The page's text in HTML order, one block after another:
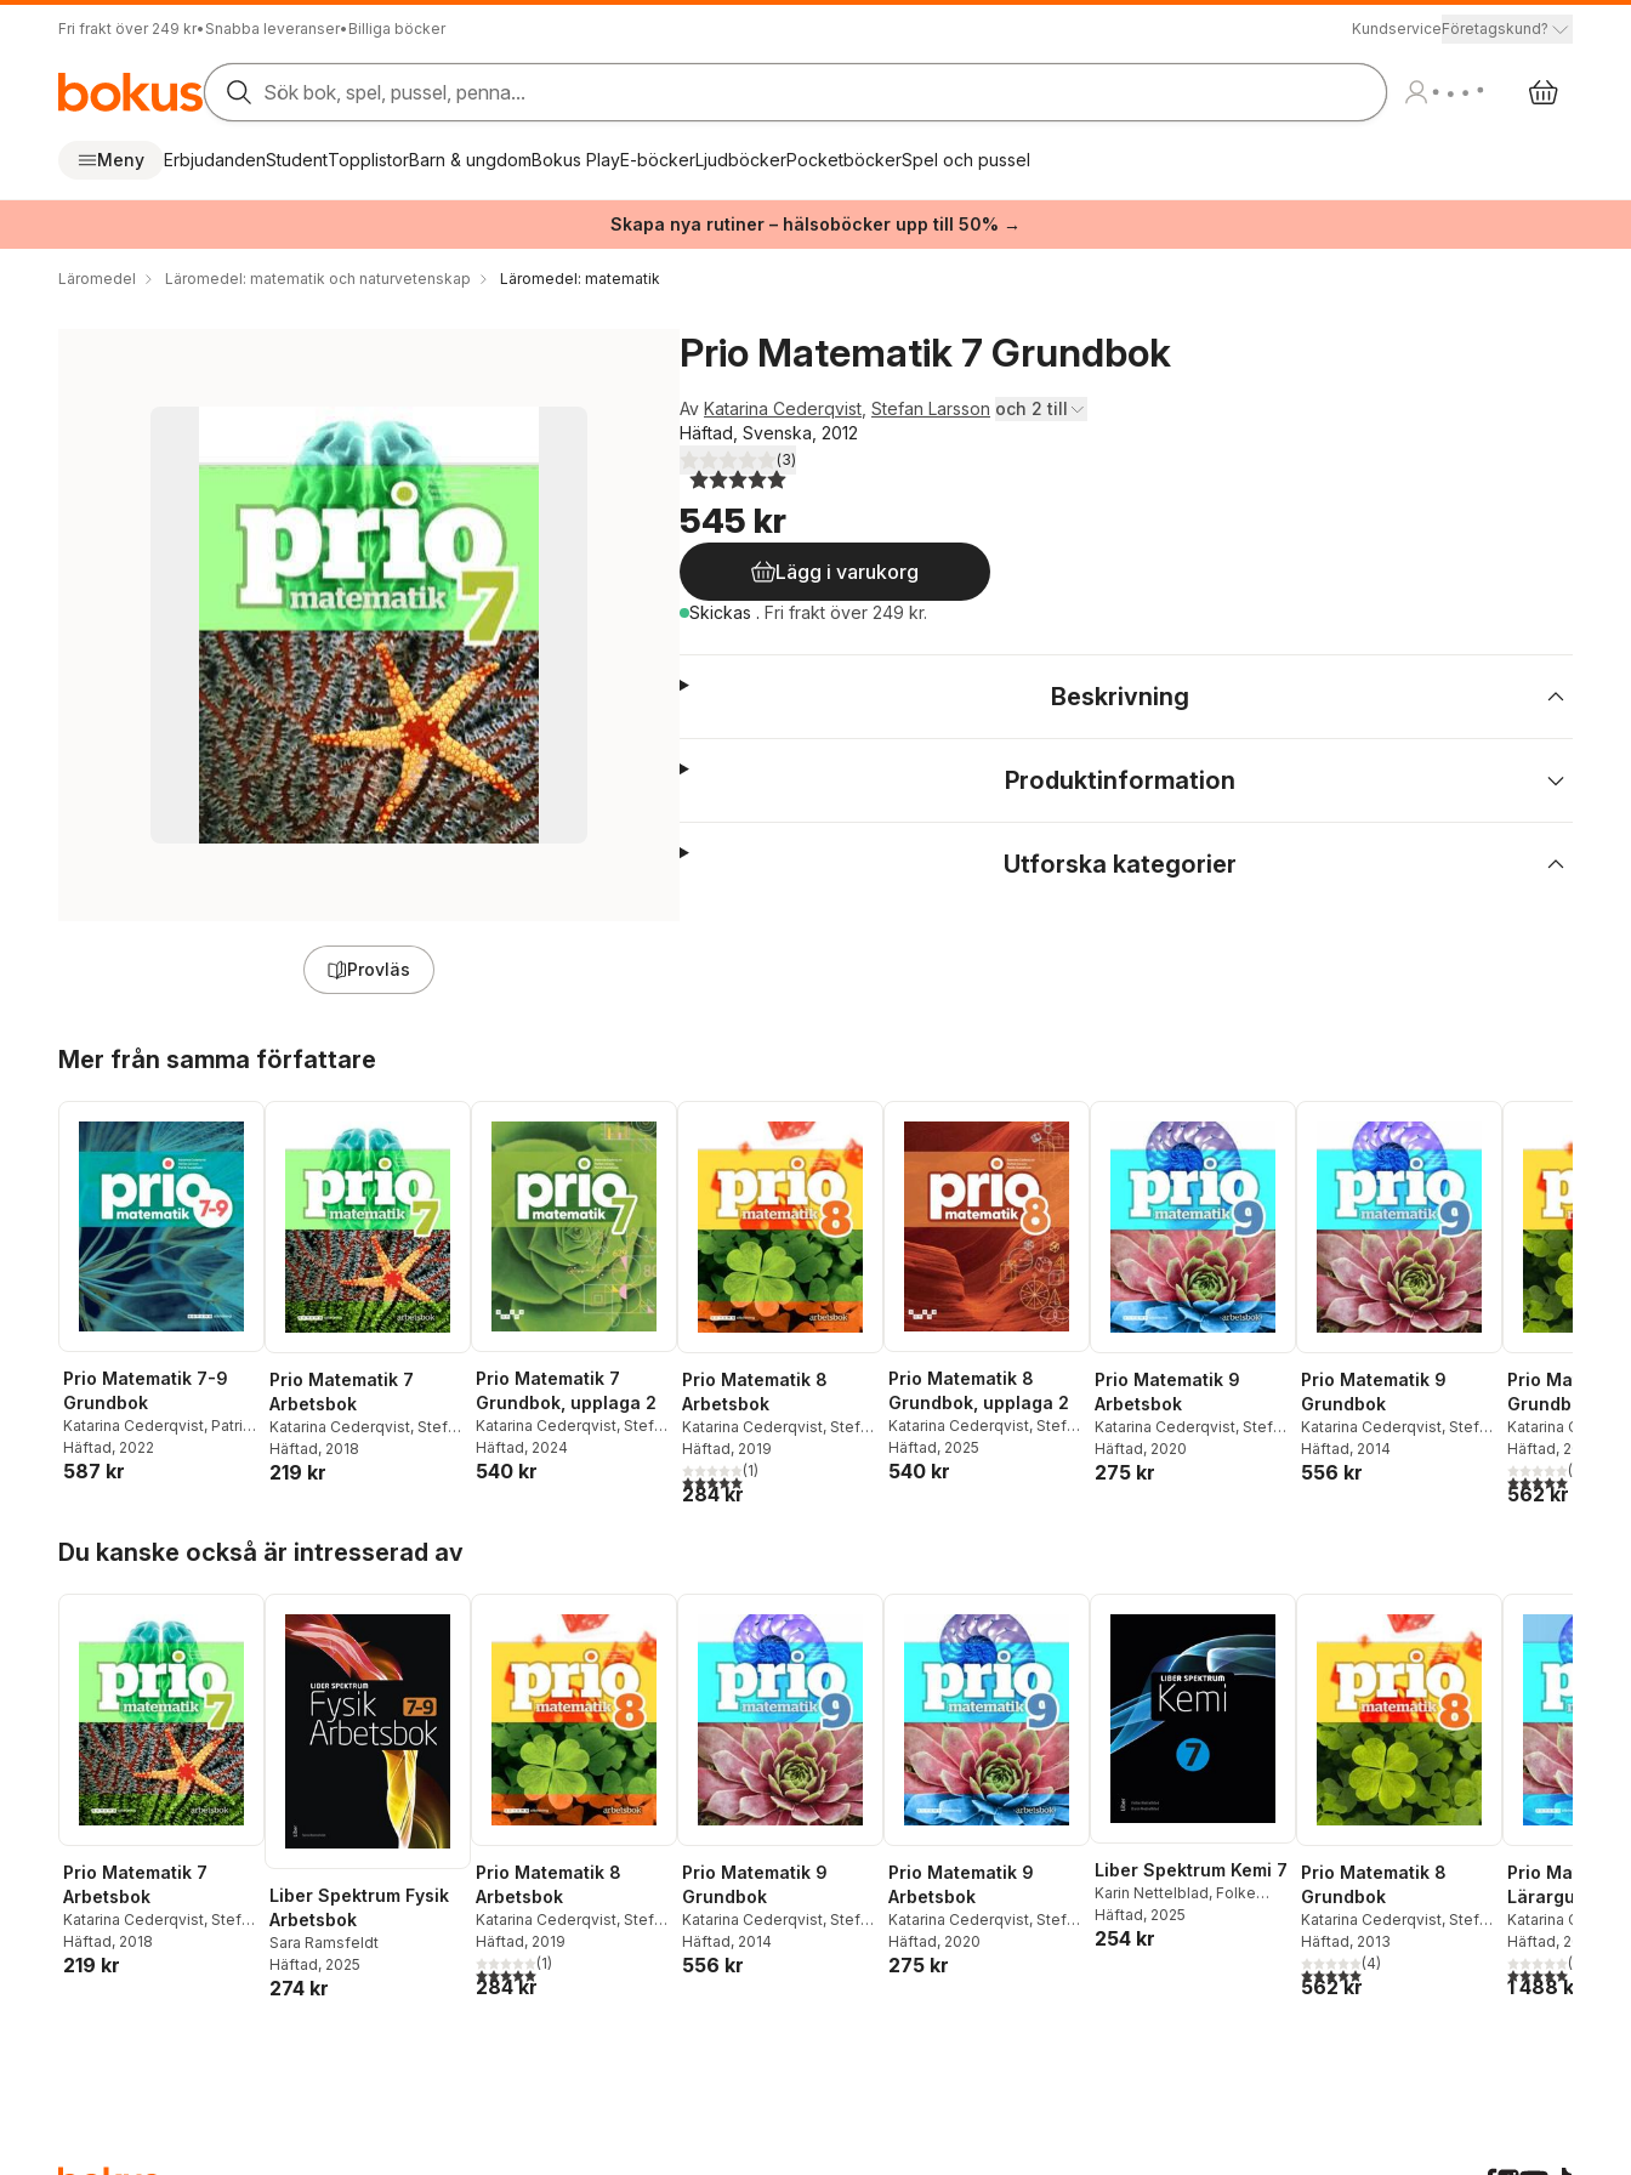
Fri frakt över 249 kr• Snabba leveranser• Billiga böcker KundserviceFöretagskund?
Sök bok, spel, pussel, penna...
Meny ErbjudandenStudentTopplistorBarn & ungdomBokus PlayE-böckerLjudböckerPocketböckerSpel och pussel
Skapa nya rutiner – hälsoböcker upp till 50% →
Läromedel Läromedel: matematik och naturvetenskap Läromedel: matematik
Provläs
Prio Matematik 7 Grundbok
Av Katarina Cederqvist Stefan Larsson och 2 till
Häftad, Svenska, 2012
5,0utav 5 stjärnor. Totalt antal röster:
(3)
545 kr
Lägg i varukorg
Skickas . Fri frakt över 249 kr.
Beskrivning
Produktinformation
Utforska kategorier
Mer från samma författare
Prio Matematik 7-9
Grundbok
Katarina Cederqvist, Patrik
Gustafsson,
Larsson
Häftad, 2022
587 kr
Prio Matematik 7
Arbetsbok
Katarina Cederqvist, Stefan
Larsson ,Patrik Gustafsson
Attila Szabo
Häftad, 2018
219 kr
Prio Matematik 7
Grundbok, upplaga 2
Katarina Cederqvist, Stefan
Larsson ,Patrik Gustafsson
Häftad, 2024
540 kr
Prio Matematik 8
Arbetsbok
Katarina Cederqvist, Stefan
Larsson ,Patrik Gustafsson
Häftad, 2019
5,0utav 5 stjärnor. Totalt antal röster:
(1)
284 kr
Prio Matematik 8
Grundbok, upplaga 2
Katarina Cederqvist, Stefan
Larsson ,Patrik Gustafsson
Häftad, 2025
540 kr
Prio Matematik 9
Arbetsbok
Katarina Cederqvist, Stefan
Larsson ,Patrik Gustafsson
Häftad, 2020
275 kr
Prio Matematik 9
Grundbok
Katarina Cederqvist, Stefan
Larsson ,Patrik Gustafsson
Attila Szabo
Häftad, 2014
556 kr
Prio
Grundbok
Katarina
Larsson ,
Attila Szabo
Häftad, 2013
5,0utav 5(
562 kr
Du kanske också är intresserad av
Prio Matematik 7
Arbetsbok
Katarina Cederqvist, Stefan
Larsson ,Patrik Gustafsson
Attila Szabo
Häftad, 2018
219 kr
Liber Spektrum Fysik
Arbetsbok
Sara Ramsfeldt
Häftad, 2025
274 kr
Prio Matematik 8
Arbetsbok
Katarina Cederqvist, Stefan
Larsson ,Patrik Gustafsson
Häftad, 2019
5,0utav 5 stjärnor. Totalt antal röster:
(1)
284 kr
Prio Matematik 9
Grundbok
Katarina Cederqvist, Stefan
Larsson ,Patrik Gustafsson
Attila Szabo
Häftad, 2014
556 kr
Prio Matematik 9
Arbetsbok
Katarina Cederqvist, Stefan
Larsson ,Patrik Gustafsson
Häftad, 2020
275 kr
Liber Spektrum Kemi 7
Karin Nettelblad, Folke
Nettelblad
Häftad, 2025
254 kr
Prio Matematik 8
Grundbok
Katarina Cederqvist, Stefan
Larsson ,Patrik Gustafsson
Attila Szabo
Häftad, 2013
5,0utav 5 stjärnor. Totalt antal röster:
(4)
562 kr
Prio
Lärarguide
Katarina
Larsson ,
Attila Szabo
Häftad, 2015
5,0utav 5(
1 488 kr